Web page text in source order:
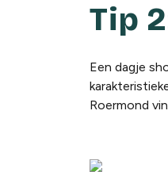
Tip
Een dagje
Roermond